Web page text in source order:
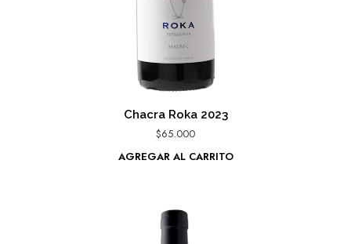
Chacra Roka 2023
$65.000
AGREGAR AL CARRITO